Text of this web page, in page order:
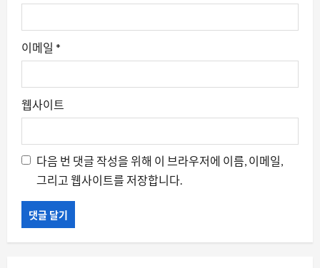
이메일 *
웹사이트
다음 번 댓글 작성을 위해 이 브라우저에 이름, 이메일,
그리고 웹사이트를 저장합니다.